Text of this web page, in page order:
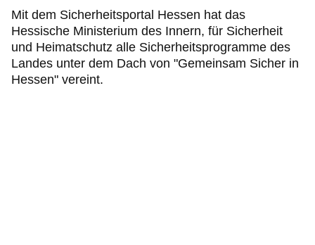
Mit dem Sicherheitsportal Hessen hat das
Hessische Ministerium des Innern, für Sicherheit
und Heimatschutz alle Sicherheitsprogramme des
Landes unter dem Dach von "Gemeinsam Sicher in
Hessen" vereint.